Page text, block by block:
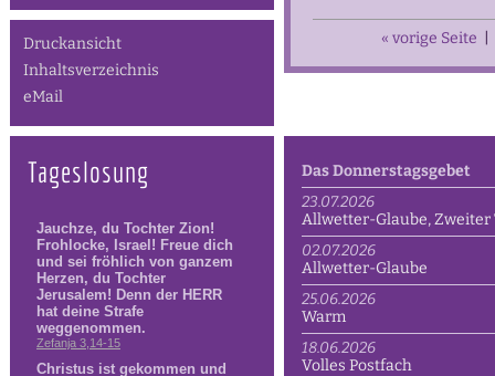
Druckansicht
Inhaltsverzeichnis
eMail
« vorige Seite
Tageslosung
Das Donnerstagsgebet
23.07.2026
Allwetter-Glaube, Zweiter
02.07.2026
Allwetter-Glaube
25.06.2026
Warm
18.06.2026
Volles Postfach